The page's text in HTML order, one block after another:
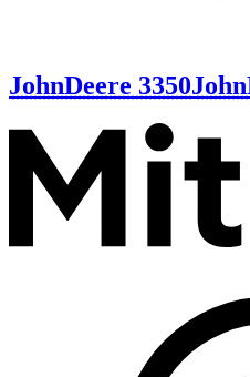
JohnDeere 3350